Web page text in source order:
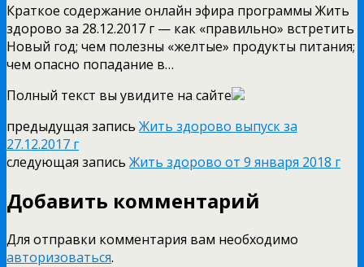
Краткое содержание онлайн эфира программы Жить
здорово за 28.12.2017 г — как «правильно» встретить
Новый год; чем полезны «желтые» продукты питания;
чем опасно попадание в…
Полный текст вы увидите на сайте
предыдущая запись Жить здорово выпуск за
27.12.2017 г
следующая запись Жить здорово от 9 января 2018 г
Добавить комментарий
Для отправки комментария вам необходимо
авторизоваться.